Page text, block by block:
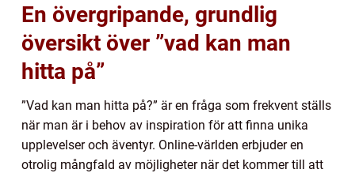
En övergripande, grundlig
översikt över ”vad kan man
hitta på”
”Vad kan man hitta på?” är en fråga som frekvent ställs
när man är i behov av inspiration för att finna unika
upplevelser och äventyr. Online-världen erbjuder en
otrolig mångfald av möjligheter när det kommer till att